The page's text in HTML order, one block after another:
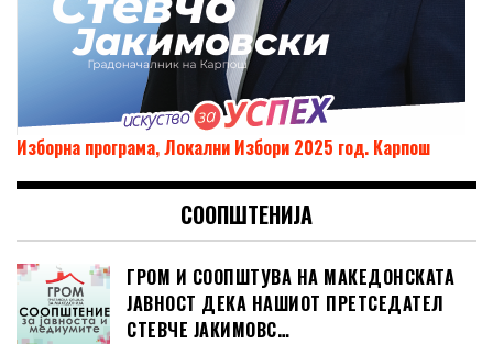
Изборна програма, Локални Избори 2025 год. Карпош
СООПШТЕНИЈА
ГРОМ И СООПШТУВА НА МАКЕДОНСКАТА
ЈАВНОСТ ДЕКА НАШИОТ ПРЕТСЕДАТЕЛ
СТЕВЧЕ ЈАКИМОВС…